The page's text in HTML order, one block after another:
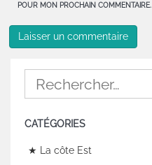
POUR MON PROCHAIN COMMENTAIRE.
CATÉGORIES
★ La côte Est